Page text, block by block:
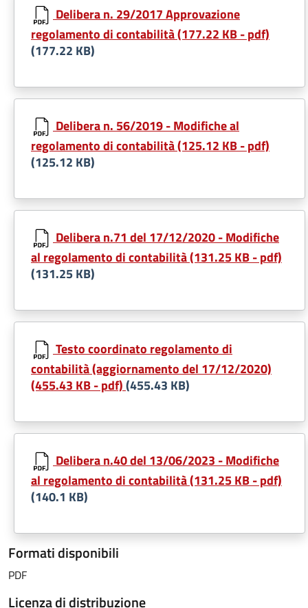
Delibera n. 29/2017 Approvazione
regolamento di contabilità (177.22 KB - pdf)
(177.22 KB)
Delibera n. 56/2019 - Modifiche al
regolamento di contabilità (125.12 KB - pdf)
(125.12 KB)
Delibera n.71 del 17/12/2020 - Modifiche
al regolamento di contabilità (131.25 KB - pdf)
(131.25 KB)
Testo coordinato regolamento di
contabilità (aggiornamento del 17/12/2020)
(455.43 KB - pdf)(455.43 KB)
Delibera n.40 del 13/06/2023 - Modifiche
al regolamento di contabilità (131.25 KB - pdf)
(140.1 KB)
Formati disponibili
PDF
Licenza di distribuzione